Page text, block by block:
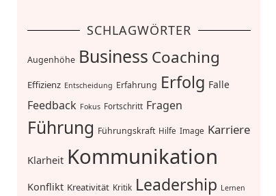
SCHLAGWÖRTER
Augenhöhe Business Coaching
Effizienz Entscheidung Erfahrung Erfolg Falle
Feedback Fokus Fortschritt Fragen
Führung Führungskraft Hilfe Image Karriere
Klarheit Kommunikation
Konflikt Kreativität Kritik Leadership Lernen